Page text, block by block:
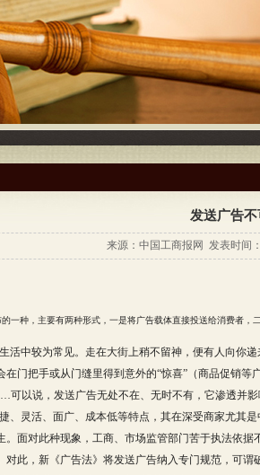
发送广告
来源：中国工商报网 发表时间
种，主要有两种形式，一是将广告载体直接投送给消费者，
活中较为常见。走在大街上稍不留神，便有人向你
在门把手或从门缝里得到意外的“惊喜”（商品促销等
以说，发送广告无处不在、无时不有，它渗透并影
、灵活、面广、成本低等特点，其在深受商家尤其
。面对此种现象，工商、市场监管部门苦于执法依
对此，新《广告法》将发送广告纳入专门规范，可谓